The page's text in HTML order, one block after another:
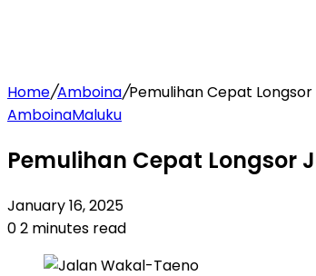
Home/Amboina/Pemulihan Cepat
AmboinaMaluku
Pemulihan Cepat Longsor
January 16, 2025
02 minutes read